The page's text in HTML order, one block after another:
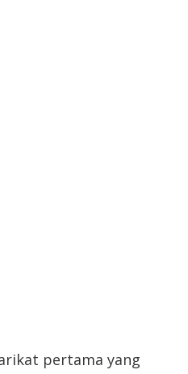
pertama yang